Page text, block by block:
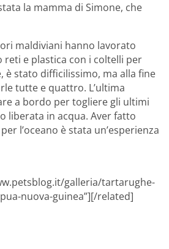
la mamma di Simone, che
maldiviani hanno lavorato
e plastica con i coltelli per
è stato difficilissimo, ma alla fine
tutte e quattro. L’ultima
a bordo per togliere gli ultimi
liberata in acqua. Aver fatto
l’oceano è stata un’esperienza
galleria/tartarughe-
nuova-guinea”][/related]